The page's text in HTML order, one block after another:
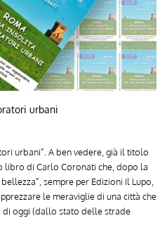
urbani
urbani”. A ben vedere, già il titolo
libro di Carlo Coronati che, dopo la
sempre per Edizioni Il Lupo,
le meraviglie di una città che
di oggi (dallo stato delle strade